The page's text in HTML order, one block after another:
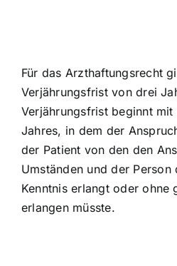
Für das Arzthaftungsrecht
Verjährungsfrist von drei
Verjährungsfrist beginnt mit
Jahres, in dem der
der Patient von den den
Umständen und der Person
Kenntnis erlangt oder ohne
erlangen müsste.